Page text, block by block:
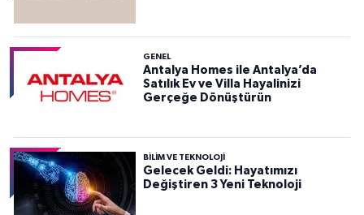
GENEL
Antalya Homes ile Antalya’da
Satılık Ev ve Villa Hayalinizi
Gerçeğe Dönüştürün
BILIM VE TEKNOLOJI
Gelecek Geldi: Hayatımızı
Değiştiren 3 Yeni Teknoloji